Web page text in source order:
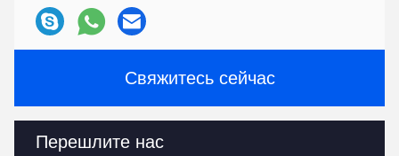
Свяжитесь сейчас
Перешлите нас